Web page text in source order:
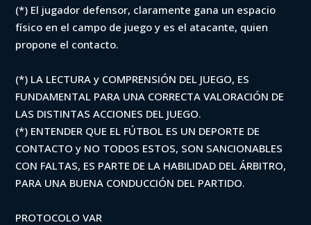
(*) El jugador defensor, claramente gana un espacio
físico en el campo de juego y es el atacante, quien
propone el contacto.
(*) LA LECTURA y COMPRENSIÓN DEL JUEGO, ES
FUNDAMENTAL PARA UNA CORRECTA VALORACIÓN DE
LAS DISTINTAS ACCIONES DEL JUEGO.
(*) ENTENDER QUE EL FÚTBOL ES UN DEPORTE DE
CONTACTO y NO TODOS ESTOS, SON SANCIONABLES
CON FALTAS, ES PARTE DE LA HABILIDAD DEL ÁRBITRO,
PARA UNA BUENA CONDUCCIÓN DEL PARTIDO.
PROTOCOLO VAR